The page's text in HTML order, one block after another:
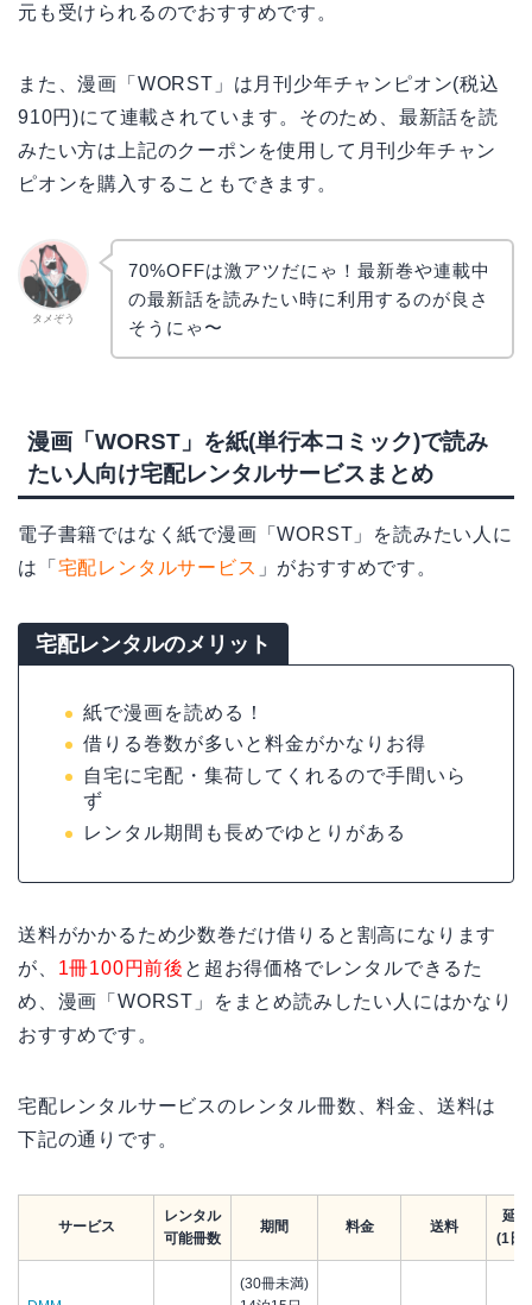
元も受けられるのでおすすめです。
また、漫画「WORST」は月刊少年チャンピオン(税込
910円)にて連載されています。そのため、最新話を読
みたい方は上記のクーポンを使用して月刊少年チャン
ピオンを購入することもできます。
タメぞう
70%OFFは激アツだにゃ！最新巻や連載中
の最新話を読みたい時に利用するのが良さ
そうにゃ〜
漫画「WORST」を紙(単行本コミック)で読み
たい人向け宅配レンタルサービスまとめ
電子書籍ではなく紙で漫画「WORST」を読みたい人に
は「 宅配レンタルサービス 」がおすすめです。
宅配レンタルのメリット
紙で漫画を読める！
借りる巻数が多いと料金がかなりお得
自宅に宅配・集荷してくれるので手間いら
ず
レンタル期間も長めでゆとりがある
送料がかかるため少数巻だけ借りると割高になります
が、 1冊100円前後 と超お得価格でレンタルできるた
め、漫画「WORST」をまとめ読みしたい人にはかなり
おすすめです。
宅配レンタルサービスのレンタル冊数、料金、送料は
下記の通りです。
サービス
レンタル
可能冊数
期間 料金 送料
延
(1日
(30冊未満)